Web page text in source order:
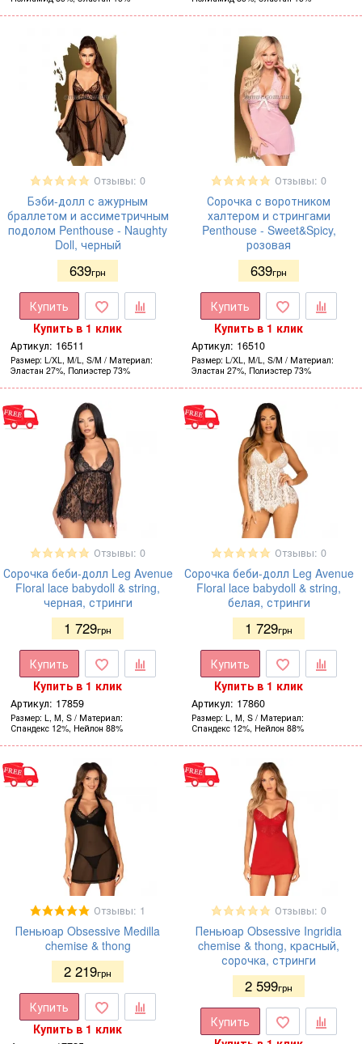
Отзывы: 0
Бэби-долл с ажурным
браллетом и ассиметричным
подолом Penthouse - Naughty
Doll, черный
639грн
Купить
Купить в 1 клик
Артикул: 16511
Размер L/XL, M/L, S/M
Материал
Эластан 27%, Полиэстер 73%
Отзывы: 0
Сорочка с воротником
халтером и стрингами
Penthouse - Sweet&Spicy,
розовая
639грн
Купить
Купить в 1 клик
Артикул: 16510
Размер L/XL, M/L, S/M
Материал
Эластан 27%, Полиэстер 73%
Отзывы: 0
Сорочка беби-долл Leg Avenue
Floral lace babydoll & string,
черная, стринги
1 729грн
Купить
Купить в 1 клик
Артикул: 17859
Размер L, M, S
Материал
Спандекс 12%, Нейлон 88%
Отзывы: 0
Сорочка беби-долл Leg Avenue
Floral lace babydoll & string,
белая, стринги
1 729грн
Купить
Купить в 1 клик
Артикул: 17860
Размер L, M, S
Материал
Спандекс 12%, Нейлон 88%
Отзывы: 1
Пеньюар Obsessive Medilla
chemise & thong
2 219грн
Купить
Купить в 1 клик
Отзывы: 0
Пеньюар Obsessive Ingridia
chemise & thong, красный,
сорочка, стринги
2 599грн
Купить